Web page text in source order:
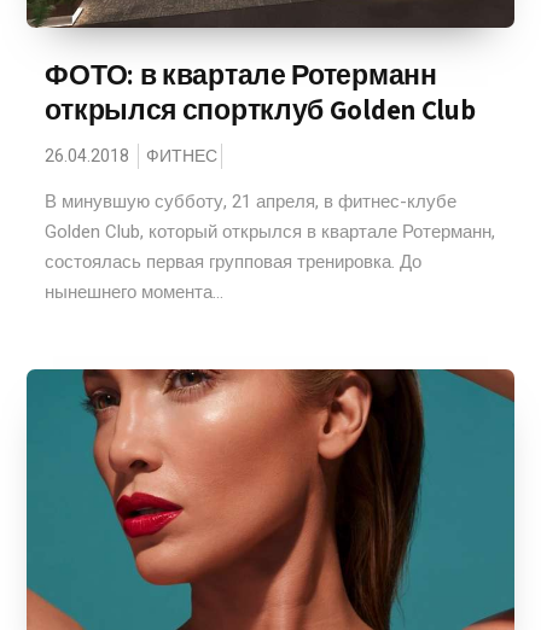
ФОТО: в квартале Ротерманн
открылся спортклуб Golden Club
26.04.2018 ФИТНЕС
В минувшую субботу, 21 апреля, в фитнес-клубе
Golden Club, который открылся в квартале Ротерманн,
состоялась первая групповая тренировка. До
нынешнего момента...